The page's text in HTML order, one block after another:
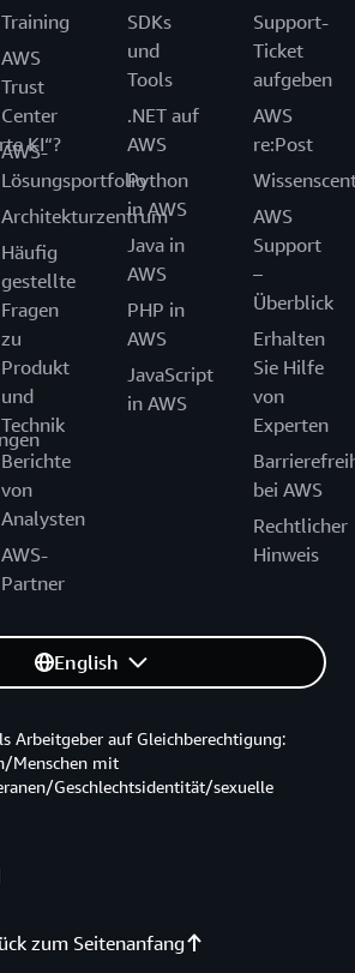
KI“?
Training
AWS
Trust
Center
AWS-
Lösungsportfolio
Architekturzentrum
Häufig
gestellte
Fragen
zu
Produkt
und
Technik
Berichte
von
Analysten
AWS-
Partner
SDKs
und
Tools
.NET auf
AWS
Python
in AWS
Java in
AWS
PHP in
AWS
JavaScript
in AWS
Support-
Ticket
aufgeben
AWS
re:Post
AWS
Support
–
Überblick
Erhalten
Sie Hilfe
von
Experten
bei AWS
Rechtlicher
Hinweis
English
zum Seitenanfang
Arbeitgeber auf Gleichberechtigung:
Menschen mit
Geschlechtsidentität/sexuelle